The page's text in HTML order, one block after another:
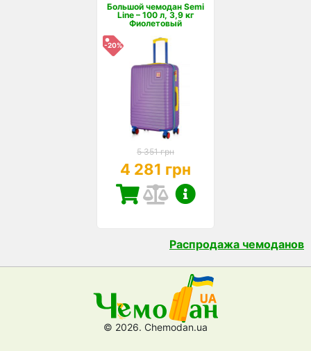
Большой чемодан Semi
Line – 100 л, 3,9 кг
Фиолетовый
-20%
5 351 грн
4 281 грн
Распродажа чемоданов
© 2026. Chemodan.ua